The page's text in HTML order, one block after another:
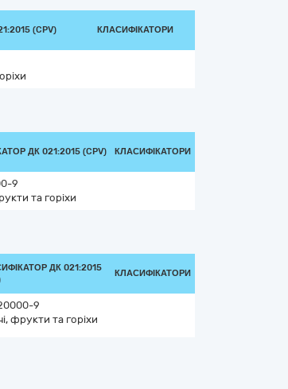
(CPV) КЛАСИФІКАТОРИ
ДК 021:2015 (CPV) КЛАСИФІКАТОРИ
9
та горіхи
ДК 021:2015
КЛАСИФІКАТОРИ
9
фрукти та горіхи